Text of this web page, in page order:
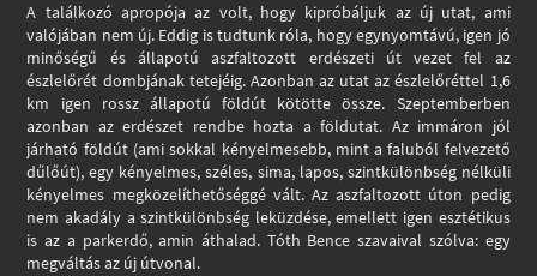
A találkozó apropója az volt, hogy kipróbáljuk az új utat, ami
valójában nem új. Eddig is tudtunk róla, hogy egynyomtávú, igen jó
minőségű és állapotú aszfaltozott erdészeti út vezet fel az
észlelőrét dombjának tetejéig. Azonban az utat az észlelőréttel 1,6
km igen rossz állapotú földút kötötte össze. Szeptemberben
azonban az erdészet rendbe hozta a földutat. Az immáron jól
járható földút (ami sokkal kényelmesebb, mint a faluból felvezető
dűlőút), egy kényelmes, széles, sima, lapos, szintkülönbség nélküli
kényelmes megközelíthetőséggé vált. Az aszfaltozott úton pedig
nem akadály a szintkülönbség leküzdése, emellett igen esztétikus
is az a parkerdő, amin áthalad. Tóth Bence szavaival szólva: egy
megváltás az új útvonal.